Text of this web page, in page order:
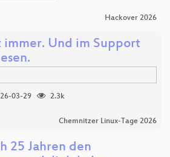
Hackover 2026
immer. Und im Support
03-29
2.3k
Chemnitzer Linux-Tage 2026
25 Jahren den